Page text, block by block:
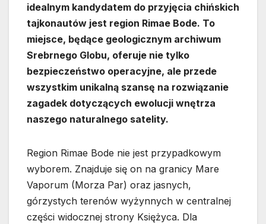
idealnym kandydatem do przyjęcia chińskich
tajkonautów jest region Rimae Bode. To
miejsce, będące geologicznym archiwum
Srebrnego Globu, oferuje nie tylko
bezpieczeństwo operacyjne, ale przede
wszystkim unikalną szansę na rozwiązanie
zagadek dotyczących ewolucji wnętrza
naszego naturalnego satelity.
Region Rimae Bode nie jest przypadkowym
wyborem. Znajduje się on na granicy Mare
Vaporum (Morza Par) oraz jasnych,
górzystych terenów wyżynnych w centralnej
części widocznej strony Księżyca. Dla